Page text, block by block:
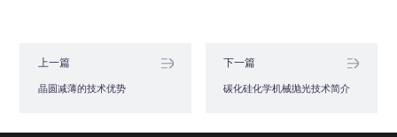
上一篇
晶圆减薄的技术优势
下一篇
碳化硅化学机械抛光技术简介